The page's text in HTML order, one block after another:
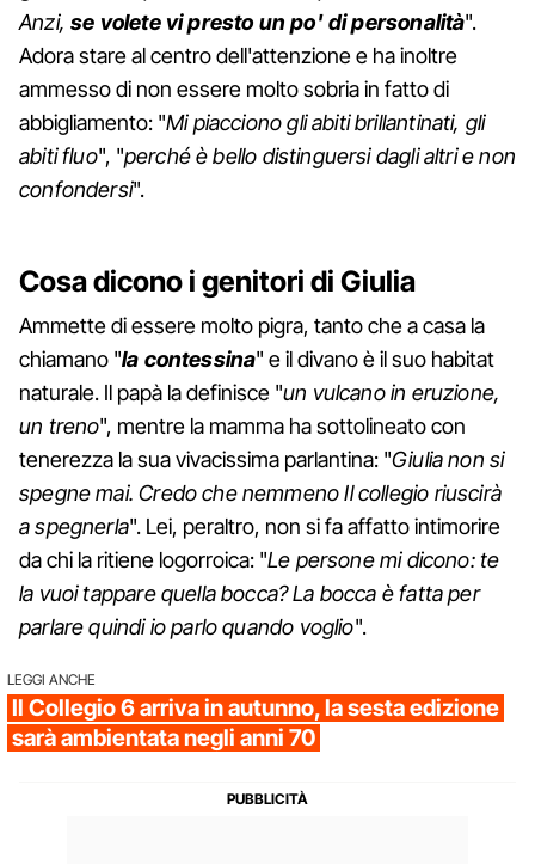
Anzi,se volete vi presto un po' di personalità".
Adora stare al centro dell'attenzione e ha inoltre
ammesso di non essere molto sobria in fatto di
abbigliamento: "Mi piacciono gli abiti brillantinati, gli
abiti fluo", "perché è bello distinguersi dagli altri e non
confondersi".
Cosa dicono i genitori di Giulia
Ammette di essere molto pigra, tanto che a casa la
chiamano "la contessina" e il divano è il suo habitat
naturale. Il papà la definisce "un vulcano in eruzione,
un treno", mentre la mamma ha sottolineato con
tenerezza la sua vivacissima parlantina: "Giulia non si
spegne mai. Credo che nemmeno Il collegio riuscirà
a spegnerla". Lei, peraltro, non si fa affatto intimorire
da chi la ritiene logorroica: "Le persone mi dicono: te
la vuoi tappare quella bocca?La bocca è fatta per
parlare quindi io parlo quando voglio".
LEGGI ANCHE
Il Collegio 6 arriva in autunno, la sesta edizione
sarà ambientata negli anni 70